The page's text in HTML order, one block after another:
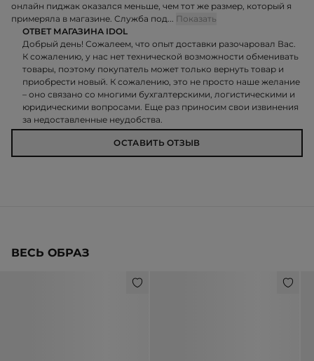
онлайн пиджак оказался меньше, чем тот же размер, который я
примеряла в магазине. Служба под... Показать
ОТВЕТ МАГАЗИНА IDOL
Добрый день! Сожалеем, что опыт доставки разочаровал Вас.
К сожалению, у нас нет технической возможности обменивать
товары, поэтому покупатель может только вернуть товар и
приобрести новый. К сожалению, это не просто наше желание
– оно связано со многими бухгалтерскими, логистическими и
юридическими вопросами. Еще раз приносим свои извинения
за недоставленные неудобства.
ОСТАВИТЬ ОТЗЫВ
ВЕСЬ ОБРАЗ